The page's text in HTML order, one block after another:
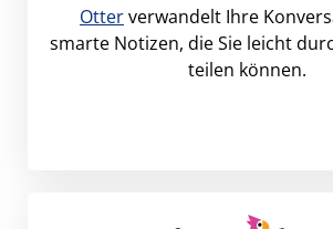
Otterverwandelt Ihre
smarte Notizen, die Sie leicht
teilen können.